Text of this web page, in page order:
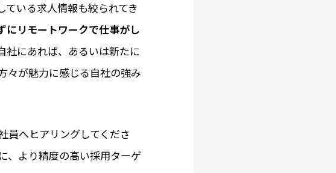
いる求人情報も絞られてき
にリモートワークで仕事がし
社にあれば、あるいは新たに
々が魅力に感じる自社の強み
員へヒアリングしてくださ
、より精度の高い採用ターゲ